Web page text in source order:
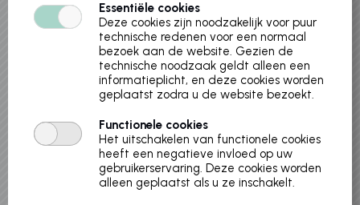
Knutselworkshop CinemaCasino4Kids Red
de jungle 8+
Cultuurhuis Casino
Essentiële cookies
Deze cookies zijn noodzakelijk voor puur
technische redenen voor een normaal
bezoek aan de website. Gezien de
technische noodzaak geldt alleen een
informatieplicht, en deze cookies worden
geplaatst zodra u de website bezoekt.
Functionele cookies
Het uitschakelen van functionele cookies
heeft een negatieve invloed op uw
gebruikerservaring. Deze cookies worden
alleen geplaatst als u ze inschakelt.